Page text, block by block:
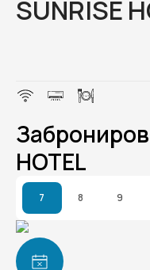
SUNRISE
HOTEL
7 8 9